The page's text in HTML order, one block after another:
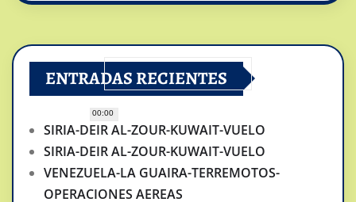
00:00
ENTRADAS RECIENTES
SIRIA-DEIR AL-ZOUR-KUWAIT-VUELO
SIRIA-DEIR AL-ZOUR-KUWAIT-VUELO
VENEZUELA-LA GUAIRA-TERREMOTOS-
OPERACIONES AEREAS